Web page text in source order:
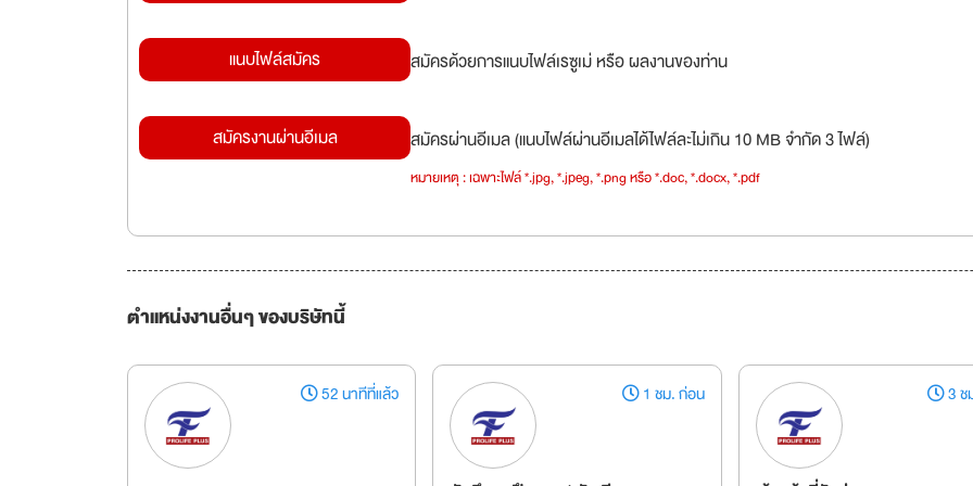
แนบไฟล์สมัคร สมัครด้วยการแนบไฟล์เรซูเม่ หรือ ผลงานของท่าน
สมัครงานผ่านอีเมล สมัครผ่านอีเมล (แนบไฟล์ผ่านอีเมลได้ไฟล์ละไม่เกิน 10 MB จำกัด 3 ไฟล์)
หมายเหตุ : เฉพาะไฟล์ *.jpg, *.jpeg, *.png หรือ *.doc, *.docx, *.pdf
ตำแหน่งงานอื่นๆ ของบริษัทนี้
52 นาทีที่แล้ว 1 ชม. ก่อน 3 ช